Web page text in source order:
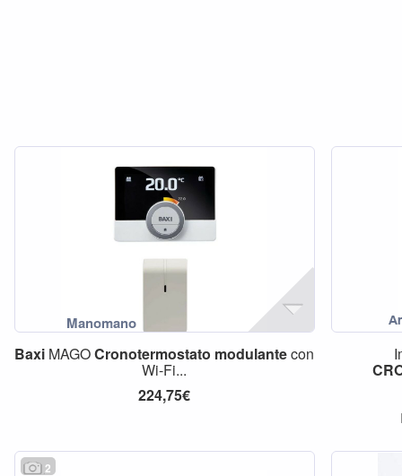
Baxi MAGOCronotermostato modulantecon
Wi-Fi...
224,75€
2